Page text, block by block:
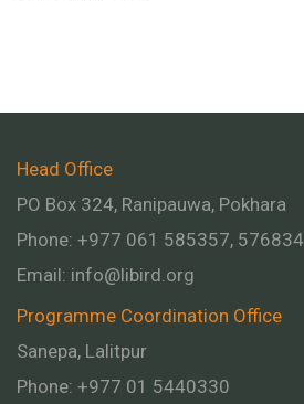
Head Office
PO Box 324, Ranipauwa, Pokhara
Phone: +977 061 585357, 576834
Email: info@libird.org
Programme Coordination Office
Sanepa, Lalitpur
Phone: +977 01 5440330